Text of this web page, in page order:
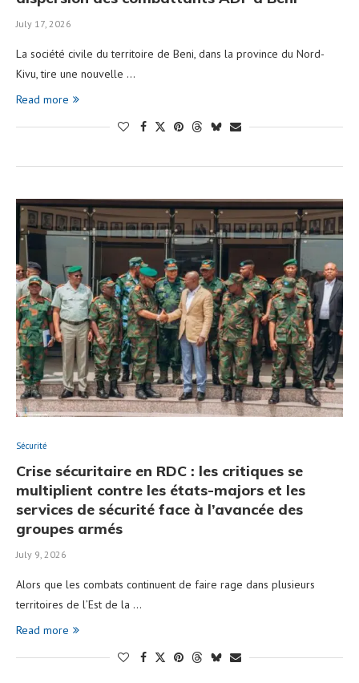
July 17, 2026
La société civile du territoire de Beni, dans la province du Nord-
Kivu, tire une nouvelle …
Read more
Sécurité
Crise sécuritaire en RDC : les critiques se
multiplient contre les états-majors et les
services de sécurité face à l’avancée des
groupes armés
July 9, 2026
Alors que les combats continuent de faire rage dans plusieurs
territoires de l’Est de la …
Read more